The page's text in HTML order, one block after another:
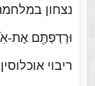
נצחון
וּרְדַפְתֶּ֖ם אֶת-
ריבוי אוכלוסין